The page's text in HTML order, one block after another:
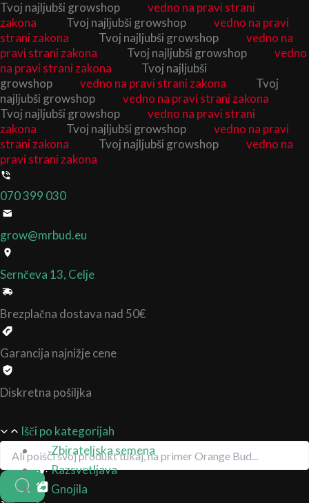
Skip
to
content
Tvoj najljubši growshop
vedno na pravi strani
zakona
Tvoj najljubši growshop
vedno na pravi
strani zakona
Tvoj najljubši growshop
vedno na
pravi strani zakona
Tvoj najljubši growshop
vedno
na pravi strani zakona
Tvoj najljubši
growshop
vedno na pravi strani zakona
Tvoj
najljubši growshop
vedno na pravi strani zakona
Tvoj najljubši growshop
vedno na pravi strani
zakona
Tvoj najljubši growshop
vedno na pravi
strani zakona
Tvoj najljubši growshop
vedno na
pravi strani zakona
070 399 030
grow@mrbud.eu
Sernčeva 13, Celje
Brezplačna dostava nad 50€
Garancija najnižje cene
Diskretna pošiljka
Išči po kategorijah
Zbirateljska semena
Razsvetljava
Gnojila
Search
...
GHE
Aeroflo
20
količina
Cenovni
razpon:
od
19,90 €
do
38,90 €
Cenovni
razpon:
od
30,00 €
do
300,00 €
Cenovni
razpon:
od
30,90 €
do
49,90 €
Izvirna
je
bila:
32,90 €.
Trenutna
cena
14,80 €.
Cenovni
razpon:
od
19,90 €
do
38,90 €
Cenovni
razpon:
od
30,00 €
do
300,00 €
Cenovni
razpon:
od
30,90 €
do
49,90 €
Izvirna
je
bila:
32,90 €.
Trenutna
cena
14,80 €.
Search
...